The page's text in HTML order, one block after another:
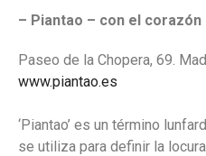
– Piantao – con el corazón
Paseo de la Chopera, 69.
www.piantao.es
‘Piantao’ es un término
se utiliza para definir la